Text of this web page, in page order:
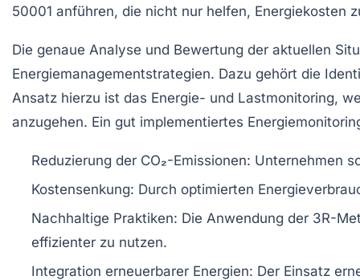
50001 anführen, die nicht nur helfen, Energiekosten
Die genaue Analyse und Bewertung der aktuellen
Energiemanagementstrategien. Dazu gehört die
Ansatz hierzu ist das Energie- und Lastmonitoring,
anzugehen. Ein gut implementiertes
Reduzierung der CO₂-Emissionen: Unternehmen
Kostensenkung: Durch optimierten
Nachhaltige Praktiken: Die Anwendung der 3R-
effizienter zu nutzen.
Integration erneuerbarer Energien: Der Einsatz